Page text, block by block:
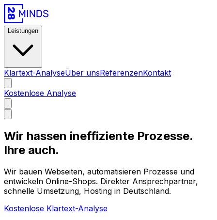
Leistungen
Klartext-AnalyseÜber unsReferenzenKontakt
Kostenlose Analyse
Wir hassen ineffiziente Prozesse.
Ihre auch.
Wir bauen Webseiten, automatisieren Prozesse und
entwickeln Online-Shops. Direkter Ansprechpartner,
schnelle Umsetzung, Hosting in Deutschland.
Kostenlose Klartext-Analyse